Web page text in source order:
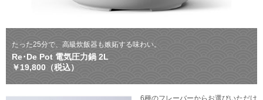
たった25分で、高級炊飯器も嫉妬する味わい。
Re･De Pot 電気圧力鍋 2L
￥19,800（税込）
6種のフレーバーからお選びいただけ